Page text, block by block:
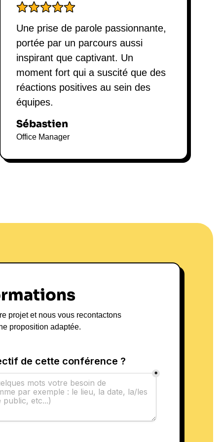
Une prise de parole passionnante,
portée par un parcours aussi
inspirant que captivant. Un
moment fort qui a suscité que des
réactions positives au sein des
équipes.
Sébastien
Office Manager
projet et nous vous recontactons
proposition adaptée.